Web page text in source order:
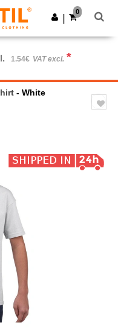
Get the app
0
1.54€ VAT excl. *
- White